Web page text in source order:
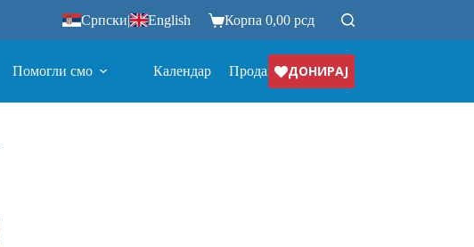
Српски| English Корпа 0,00 рсд
Помогли смо Календар ПродавницаДОНИРАЈ